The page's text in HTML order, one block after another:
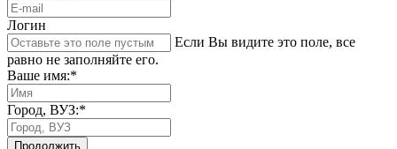
Логин
Если Вы видите это поле, все
равно не заполняйте его.
Ваше имя:*
Город, ВУЗ:*
Продолжить